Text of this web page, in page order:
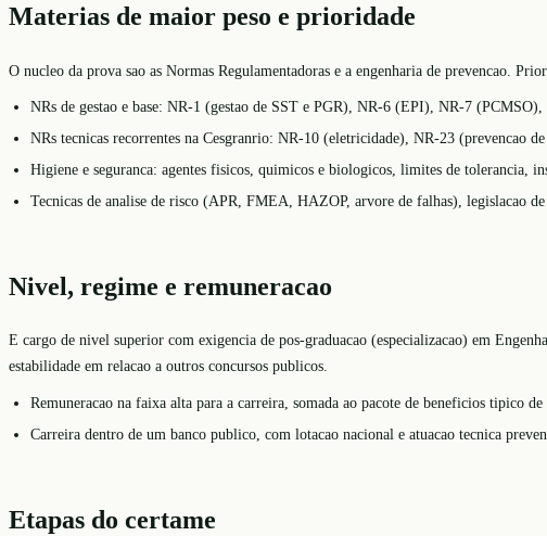
Materias de maior peso e prioridade
O nucleo da prova sao as Normas Regulamentadoras e a engenharia de prevencao.
NRs de gestao e base: NR-1 (gestao de SST e PGR), NR-6 (EPI), NR-7
NRs tecnicas recorrentes na Cesgranrio: NR-10 (eletricidade), NR-23 (prevencao
Higiene e seguranca: agentes fisicos, quimicos e biologicos, limites de tolerancia,
Tecnicas de analise de risco (APR, FMEA, HAZOP, arvore de falhas), legislacao
Nivel, regime e remuneracao
E cargo de nivel superior com exigencia de pos-graduacao (especializacao) em
estabilidade em relacao a outros concursos publicos.
Remuneracao na faixa alta para a carreira, somada ao pacote de beneficios tipico
Carreira dentro de um banco publico, com lotacao nacional e atuacao tecnica
Etapas do certame